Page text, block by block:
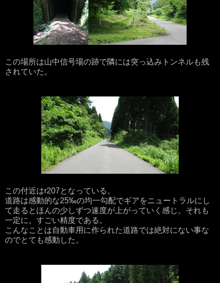
この場所は山中信号場の跡で隣には突っ込みトンネルも残
されていた。
この付近はr207となっている。
道路は感動的な25‰の均一勾配でギアをニュートラルにし
て走るとほんの少しずつ速度が上がっていく感じ。それも
一定に。すごい精度である。
こんなことは自動車用に作られた道路では絶対にない事な
のでとても感動した。